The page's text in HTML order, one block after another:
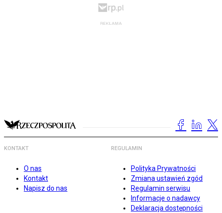
KONTAKT
O nas
Kontakt
Napisz do nas
REGULAMIN
Polityka Prywatności
Zmiana ustawień zgód
Regulamin serwisu
Informacje o nadawcy
Deklaracja dostępności